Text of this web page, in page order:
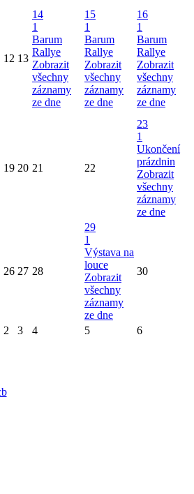
12 13
14
1
Barum
Rallye
Zobrazit
všechny
záznamy
ze dne
15
1
Barum
Rallye
Zobrazit
všechny
záznamy
ze dne
16
1
Barum
Rallye
Zobrazit
všechny
záznamy
ze dne
19 20 21 22
23
1
Ukončení
prázdnin
Zobrazit
všechny
záznamy
ze dne
26 27 28
29
1
Výstava na
louce
Zobrazit
všechny
záznamy
ze dne
30
2 3 4 5 6